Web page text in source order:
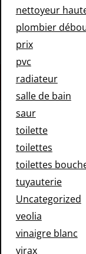
nettoyeur
plombier
prix
pvc
radiateur
salle de bain
saur
toilette
toilettes
toilettes
tuyauterie
Uncategorized
veolia
vinaigre blanc
virax